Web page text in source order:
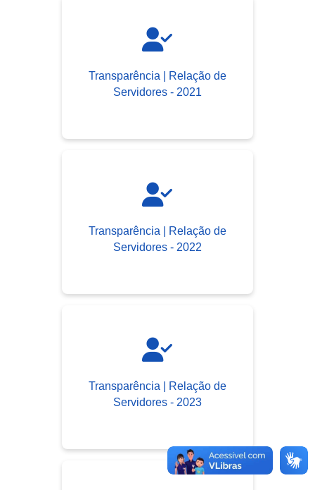
Transparência | Relação de
Servidores - 2021
Transparência | Relação de
Servidores - 2022
Transparência | Relação de
Servidores - 2023